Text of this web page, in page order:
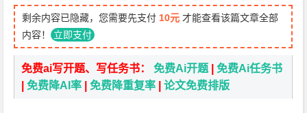
剩余内容已隐藏，您需要先支付 10元 才能查看该篇文章全部
内容！ 立即支付
免费ai写开题、写任务书：免费Ai开题 |免费Ai任务书
|免费降AI率 |免费降重复率 |论文免费排版